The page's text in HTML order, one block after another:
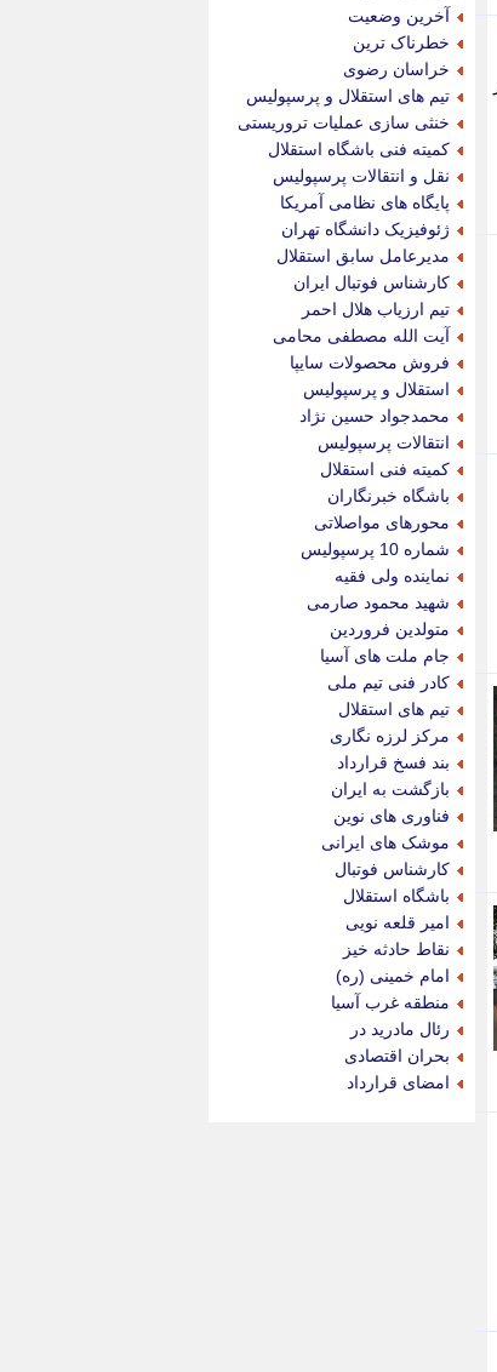
آخرین وضعیت
خطرناک ترین
خراسان رضوی
تیم های استقلال و پرسپولیس
خنثی سازی عملیات تروریستی
کمیته فنی باشگاه استقلال
نقل و انتقالات پرسپولیس
پایگاه های نظامی آمریکا
ژئوفیزیک دانشگاه تهران
مدیرعامل سابق استقلال
کارشناس فوتبال ایران
تیم ارزیاب هلال احمر
آیت الله مصطفی محامی
فروش محصولات سایپا
استقلال و پرسپولیس
محمدجواد حسین نژاد
انتقالات پرسپولیس
کمیته فنی استقلال
باشگاه خبرنگاران
محورهای مواصلاتی
شماره 10 پرسپولیس
نماینده ولی فقیه
شهید محمود صارمی
متولدین فروردین
جام ملت های آسیا
کادر فنی تیم ملی
تیم های استقلال
مرکز لرزه نگاری
بند فسخ قرارداد
بازگشت به ایران
فناوری های نوین
موشک های ایرانی
کارشناس فوتبال
باشگاه استقلال
امیر قلعه نویی
نقاط حادثه خیز
امام خمینی (ره)
منطقه غرب آسیا
رئال مادرید در
بحران اقتصادی
امضای قرارداد